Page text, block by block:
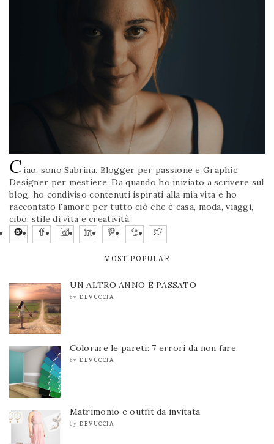
Ciao, sono Sabrina. Blogger per passione e Graphic
Designer per mestiere. Da quando ho iniziato a scrivere sul
blog, ho condiviso contenuti ispirati alla mia vita e ho
raccontato l'amore per tutto ciò che è casa, moda, viaggi,
cibo, stile di vita e creatività.
MOST POPULAR
UN ALTRO ANNO È PASSATO
by DEVUCCIA
Colorare le pareti: 7 errori da non fare
by DEVUCCIA
Matrimonio e outfit da invitata
by DEVUCCIA